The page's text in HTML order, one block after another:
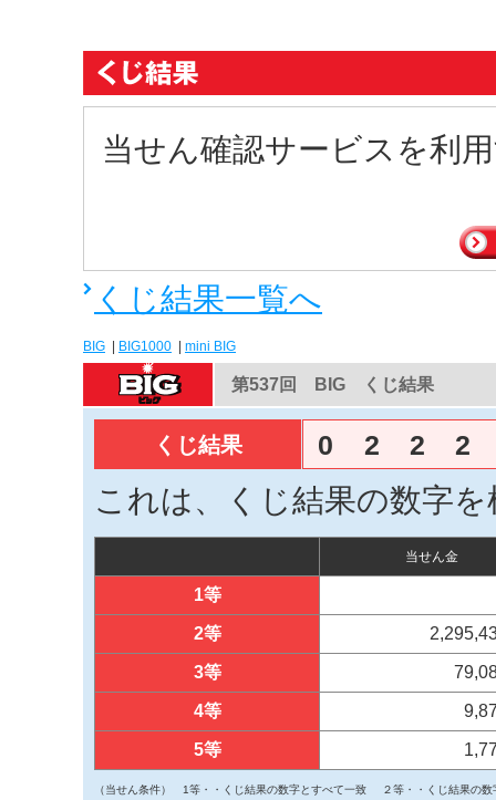
当せん確認サービスを利
くじ結果一覧へ
BIG BIG1000 mini BIG
第537回 BIG くじ結果
くじ結果 0 2 2 2
これは、くじ結果の数字
当せん金
1等
2等
3等
4等
5等
（当せん条件） 1等・・くじ結果の数字とすべて一致
２等・・くじ結果の